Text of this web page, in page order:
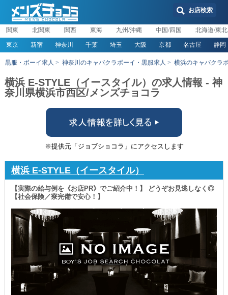
お店検索
関東 北関東 関西 東海 九州/沖縄 中国/四国 北海道/東北
東京 新宿 神奈川 千葉 埼玉 大阪 京都 名古屋 静岡
黒服・ボーイ求人 神奈川のキャバクラボーイ・黒服求人 横浜のキャバクラ
横浜 E-STYLE（イースタイル）の求人情報 - 神
奈川県横浜市西区/メンズチョコラ
※提供元「ジョブショコラ」にアクセスします
横浜 E-STYLE（イースタイル）
【実際の給与例を《お店PR》でご紹介中！】 どうぞお見逃しなく◎
【社会保険／寮完備で安心！】